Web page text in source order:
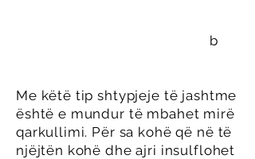
b
Me këtë tip shtypjeje të jashtme
është e mundur të mbahet mirë
qarkullimi. Për sa kohë që në të
njëjtën kohë dhe ajri insulflohet